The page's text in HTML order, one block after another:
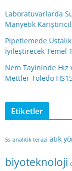
Laboratuvarlarda
Manyetik
Pipetlemede
İyileştirecek Temel
Nem Tayininde Hız
Mettler Toledo
Etiketler
5s analitik terazi atık
biyoteknoloji